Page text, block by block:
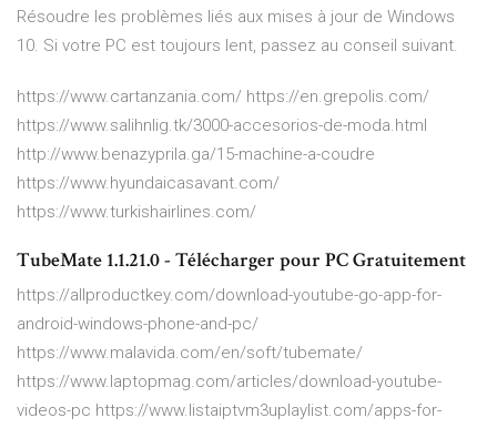
Résoudre les problèmes liés aux mises à jour de Windows
10. Si votre PC est toujours lent, passez au conseil suivant.
https://www.cartanzania.com/ https://en.grepolis.com/
https://www.salihnlig.tk/3000-accesorios-de-moda.html
http://www.benazyprila.ga/15-machine-a-coudre
https://www.hyundaicasavant.com/
https://www.turkishairlines.com/
TubeMate 1.1.21.0 - Télécharger pour PC Gratuitement
https://allproductkey.com/download-youtube-go-app-for-
android-windows-phone-and-pc/
https://www.malavida.com/en/soft/tubemate/
https://www.laptopmag.com/articles/download-youtube-
videos-pc https://www.listaiptvm3uplaylist.com/apps-for-